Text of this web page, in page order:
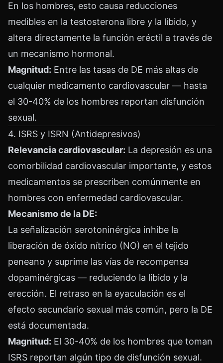
En los hombres, esto causa reducciones
medibles en la testosterona libre y la libido, y
altera directamente la función eréctil a través de
un mecanismo hormonal.
Magnitud: Entre las tasas de DE más altas de
cualquier medicamento cardiovascular — hasta
el 30-40% de los hombres reportan disfunción
sexual.
4. ISRS y ISRN (Antidepresivos)
Relevancia cardiovascular: La depresión es una
comorbilidad cardiovascular importante, y estos
medicamentos se prescriben comúnmente en
hombres con enfermedad cardiovascular.
Mecanismo de la DE:
La señalización serotoninérgica inhibe la
liberación de óxido nítrico (NO) en el tejido
peneano y suprime las vías de recompensa
dopaminérgicas — reduciendo la libido y la
erección. El retraso en la eyaculación es el
efecto secundario sexual más común, pero la DE
está documentada.
Magnitud: El 30-40% de los hombres que toman
ISRS reportan algún tipo de disfunción sexual.